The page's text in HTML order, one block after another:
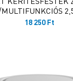
18 250 Ft